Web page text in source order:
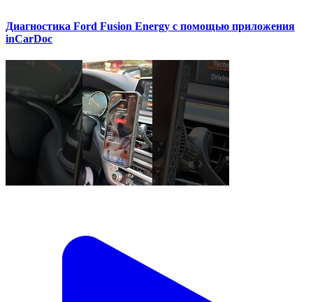
Диагностика Ford Fusion Energy с помощью приложения
inCarDoc